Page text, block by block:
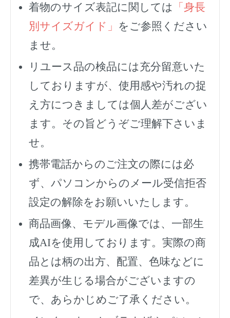
着物のサイズ表記に関しては
「身長
別サイズガイド」 をご参照ください
ませ。
リユース品の検品には充分留意いた
しておりますが、使用感や汚れの捉
え方につきましては個人差がござい
ます。その旨どうぞご理解下さいま
せ。
携帯電話からのご注文の際には必
ず、 パソコンからのメール受信拒否
設定の解除をお願いいたします。
商品画像、モデル画像では、一部生
成AIを使用しております。実際の商
品とは柄の出方、配置、色味などに
差異が生じる場合がございますの
で、あらかじめご了承ください。